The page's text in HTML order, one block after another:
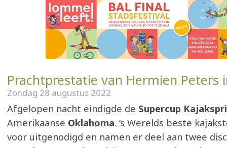
Prachtprestatie van Hermien Peters
Zondag 28 augustus 2022
Afgelopen nacht eindigde de Supercup
Amerikaanse Oklahoma. ‘s Werelds beste
voor uitgenodigd en namen er deel aan twee